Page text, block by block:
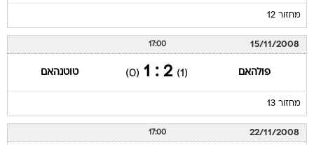
מחזור 12
15/11/2008
17:00
פולהאם (1)
2 : 1
(0) טוטנהאם
מחזור 13
22/11/2008
17:00